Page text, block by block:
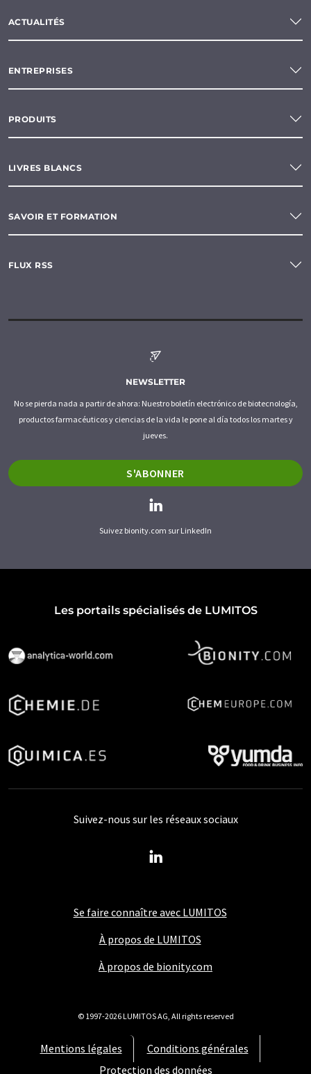
ACTUALITÉS
ENTREPRISES
PRODUITS
LIVRES BLANCS
SAVOIR ET FORMATION
FLUX RSS
NEWSLETTER
No se pierda nada a partir de ahora: Nuestro boletín electrónico de biotecnología,
productos farmacéuticos y ciencias de la vida le pone al día todos los martes y
jueves.
S'ABONNER
Suivez bionity.com sur LinkedIn
Les portails spécialisés de LUMITOS
Se faire connaître avec LUMITOS
À propos de LUMITOS
À propos de bionity.com
Mentions légales
Conditions générales
Protection des données
Suivez-nous sur les réseaux sociaux
© 1997-2026 LUMITOS AG, All rights reserved